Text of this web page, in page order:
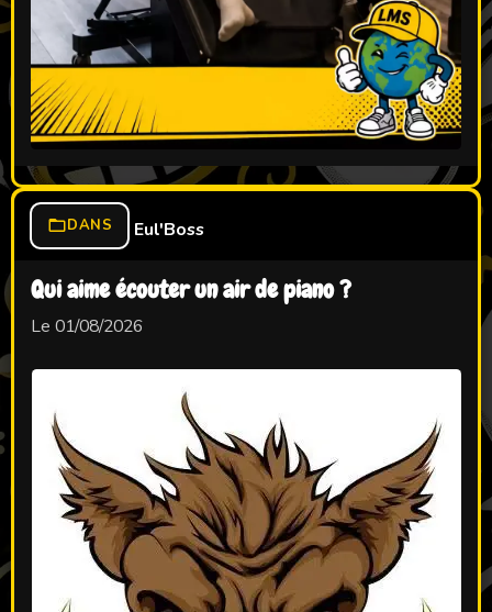
DANS Eul'Boss
Qui aime écouter un air de piano ?
Le 01/08/2026